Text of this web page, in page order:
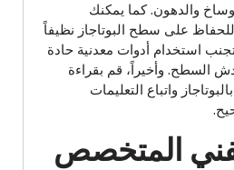
والدهون. كما يمكنك
على سطح البوتاجاز نظيفاً
استخدام أدوات معدنية حادة
السطح. وأخيراً، قم بقراءة
واتباع التعليمات
المتخصص